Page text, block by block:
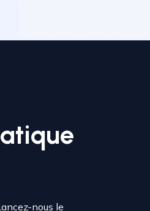
nous le